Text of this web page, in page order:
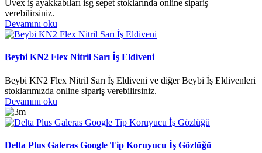
Uvex iş ayakkabıları isg sepet stoklarında online sipariş
verebilirsiniz.
Devamını oku
Beybi KN2 Flex Nitril Sarı İş Eldiveni
Beybi KN2 Flex Nitril Sarı İş Eldiveni ve diğer Beybi İş Eldivenleri
stoklarımızda online sipariş verebilirsiniz.
Devamını oku
Delta Plus Galeras Google Tip Koruyucu İş Gözlüğü